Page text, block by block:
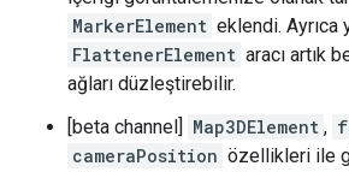
MarkerElement eklendi. Ayrıca
FlattenerElement aracı artık
ağları düzleştirebilir.
[beta channel]
Map3DElement ,
cameraPosition özellikleri ile